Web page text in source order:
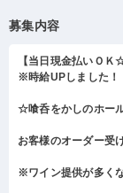
募集内容
【当日現金払いＯＫ☆
※時給UPしました！
☆喰呑をかしのホー
お客様のオーダー受
※ワイン提供が多く